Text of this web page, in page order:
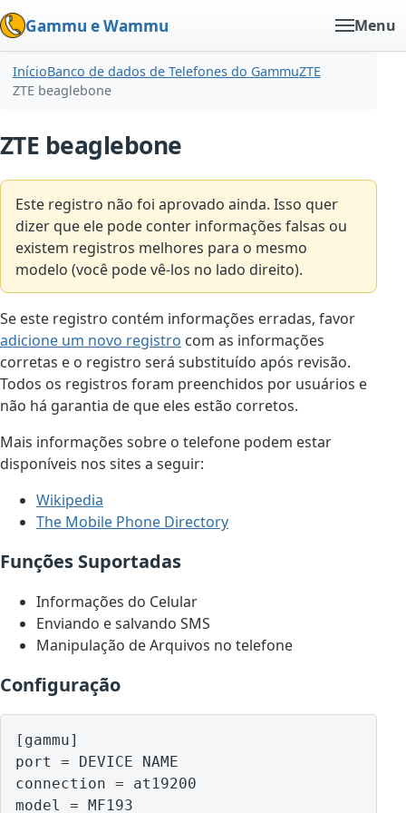
Gammu e Wammu Menu
InícioBanco de dados de Telefones do GammuZTE
ZTE beaglebone
ZTE beaglebone
Este registro não foi aprovado ainda. Isso quer
dizer que ele pode conter informações falsas ou
existem registros melhores para o mesmo
modelo (você pode vê-los no lado direito).
Se este registro contém informações erradas, favor
adicione um novo registro com as informações
corretas e o registro será substituído após revisão.
Todos os registros foram preenchidos por usuários e
não há garantia de que eles estão corretos.
Mais informações sobre o telefone podem estar
disponíveis nos sites a seguir:
Wikipedia
The Mobile Phone Directory
Funções Suportadas
Informações do Celular
Enviando e salvando SMS
Manipulação de Arquivos no telefone
Configuração
[gammu]
port = DEVICE NAME
connection = at19200
model = MF193